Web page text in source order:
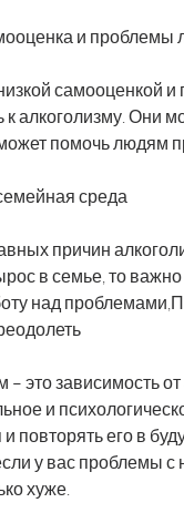
и проблемы
самооценкой
к алкоголизму. Они
помочь людям
среда
причин
в семье, то
над
– это зависимость
и
повторять его в
у вас проблемы
хуже.